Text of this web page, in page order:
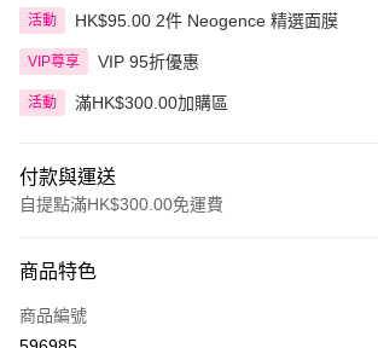
活動 HK$95.00 2件 Neogence 精選面膜
VIP尊享 VIP 95折優惠
活動 滿HK$300.00加購區
付款與運送
自提點滿HK$300.00免運費
信用卡
Apple Pay
商品特色
商品編號